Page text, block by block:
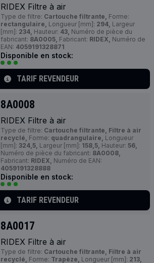
RIDEX Filtre à air
Type de filtre: Cartouche filtrante, Forme:
rectangulaire, Longueur [mm]: 294, Largeur
[mm]: 234, Hauteur: 43, Numéro de pièce du
fabricant: 8A0005, Fabricant: RIDEX, Numéro de
EAN: 4059191328871
Disponible en stock:
TARIF REVENDEUR
8A0008
RIDEX Filtre à air
Type de filtre: Cartouche filtrante, Filtre à air
recyclé, Forme: quadrangulaire, Longueur
[mm]: 324,5, Largeur [mm]: 158,5, Hauteur: 56,
Numéro de pièce du fabricant: 8A0008,
Fabricant: RIDEX, Numéro de EAN:
4059191328888
Disponible en stock:
TARIF REVENDEUR
8A0017
RIDEX Filtre à air
Type de filtre: Cartouche filtrante, Filtre à air
recyclé, Forme: Trapèze, Longueur [mm]: 213,